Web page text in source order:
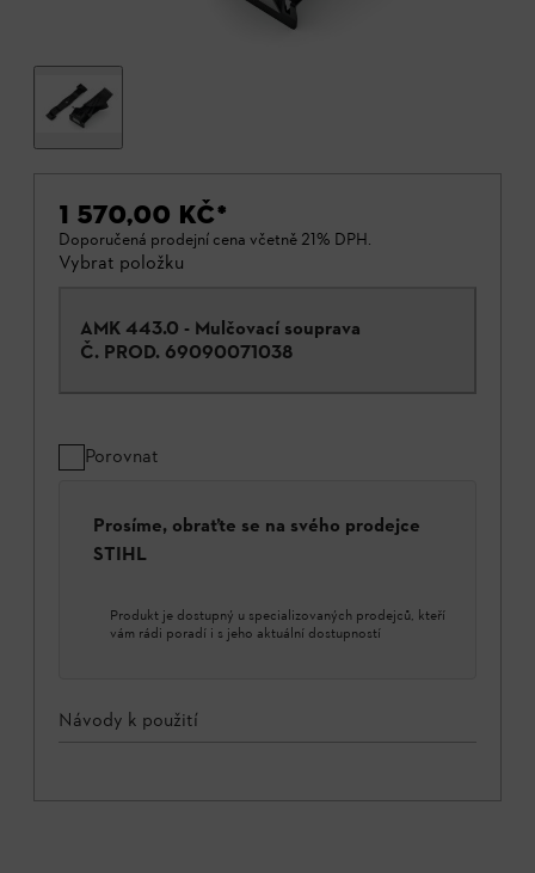
1 570,00 KČ*
Doporučená prodejní cena včetně 21% DPH.
Vybrat položku
AMK 443.0 - Mulčovací souprava
Č. PROD. 69090071038
Porovnat
Prosíme, obraťte se na svého prodejce
STIHL
Produkt je dostupný u specializovaných prodejců, kteří
vám rádi poradí i s jeho aktuální dostupností
Návody k použití